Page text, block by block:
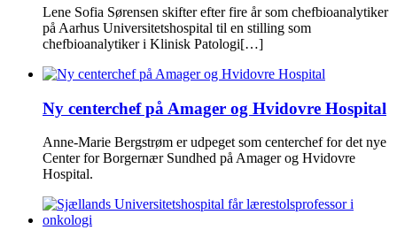
Lene Sofia Sørensen skifter efter fire år som chefbioanalytiker
på Aarhus Universitetshospital til en stilling som
chefbioanalytiker i Klinisk Patologi[…]
Ny centerchef på Amager og Hvidovre Hospital
Anne-Marie Bergstrøm er udpeget som centerchef for det nye
Center for Borgernær Sundhed på Amager og Hvidovre
Hospital.